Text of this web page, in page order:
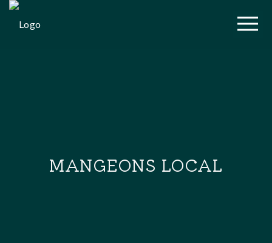
MANGEONS LOCAL
Vendredi 19 juin :